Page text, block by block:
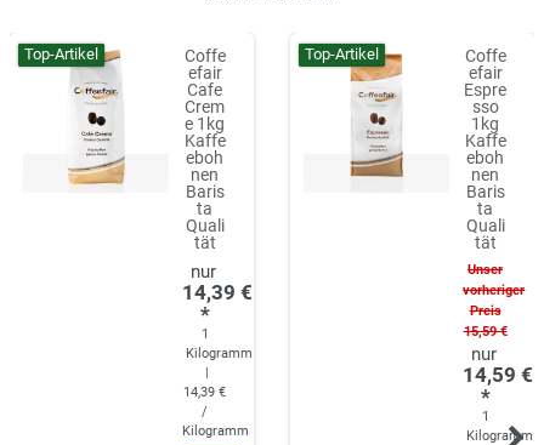
Top-Artikel
Coffe
efair
Cafe
Crem
e 1kg
Kaffe
eboh
nen
Baris
ta
Quali
tät
14,39 €
*
1
Kilogramm
|
14,39 €
/
Kilogramm
Top-Artikel
Coffe
efair
Espre
sso
1kg
Kaffe
eboh
nen
Baris
ta
Quali
tät
Unser
vorheriger
Preis
15,59 €
14,59 €
*
1
Kilogramm